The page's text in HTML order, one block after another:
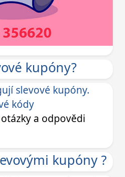
kupóny?
slevové kupóny.
kódy
otázky a odpovědi
kupóny ?